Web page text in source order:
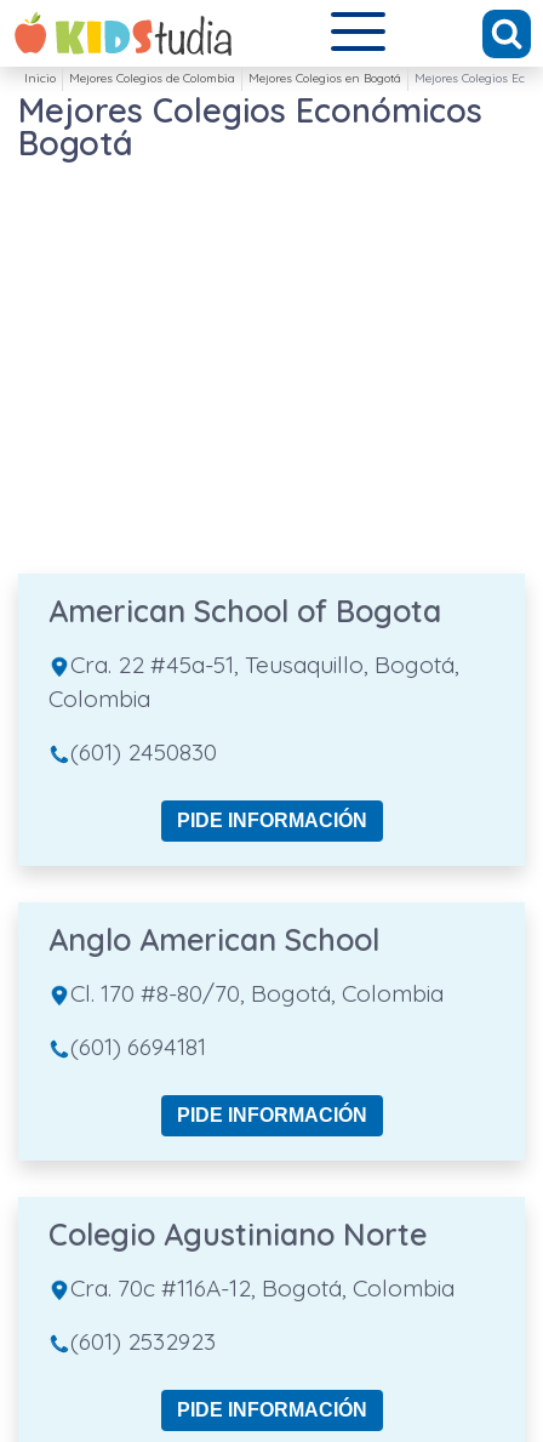
Inicio Mejores Colegios de Colombia Mejores Colegios en Bogotá Mejores Colegios
Mejores Colegios Económicos
Bogotá
American School of Bogota
Cra. 22 #45a-51, Teusaquillo, Bogotá,
Colombia
(601) 2450830
PIDE INFORMACIÓN
Anglo American School
Cl. 170 #8-80/70, Bogotá, Colombia
(601) 6694181
PIDE INFORMACIÓN
Colegio Agustiniano Norte
Cra. 70c #116A-12, Bogotá, Colombia
(601) 2532923
PIDE INFORMACIÓN